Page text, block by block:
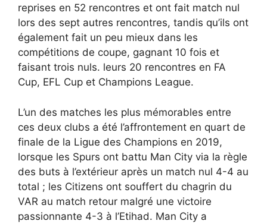
reprises en 52 rencontres et ont fait match nul
lors des sept autres rencontres, tandis qu’ils ont
également fait un peu mieux dans les
compétitions de coupe, gagnant 10 fois et
faisant trois nuls. leurs 20 rencontres en FA
Cup, EFL Cup et Champions League.
L’un des matches les plus mémorables entre
ces deux clubs a été l’affrontement en quart de
finale de la Ligue des Champions en 2019,
lorsque les Spurs ont battu Man City via la règle
des buts à l’extérieur après un match nul 4-4 au
total ; les Citizens ont souffert du chagrin du
VAR au match retour malgré une victoire
passionnante 4-3 à l’Etihad. Man City a